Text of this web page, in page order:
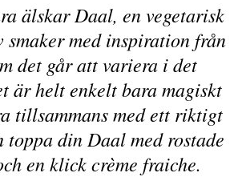
älskar Daal, en vegetarisk
med inspiration från
det går att variera i det
är helt enkelt bara magiskt
tillsammans med ett riktigt
toppa din Daal med rostade
en klick crème fraiche.